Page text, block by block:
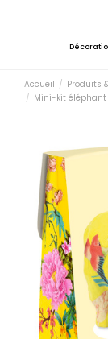
Accueil Produits
Mini-kit